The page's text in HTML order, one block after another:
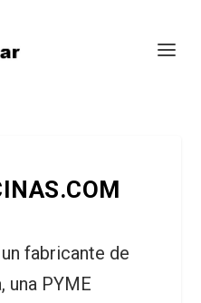
fabricante de
una PYME